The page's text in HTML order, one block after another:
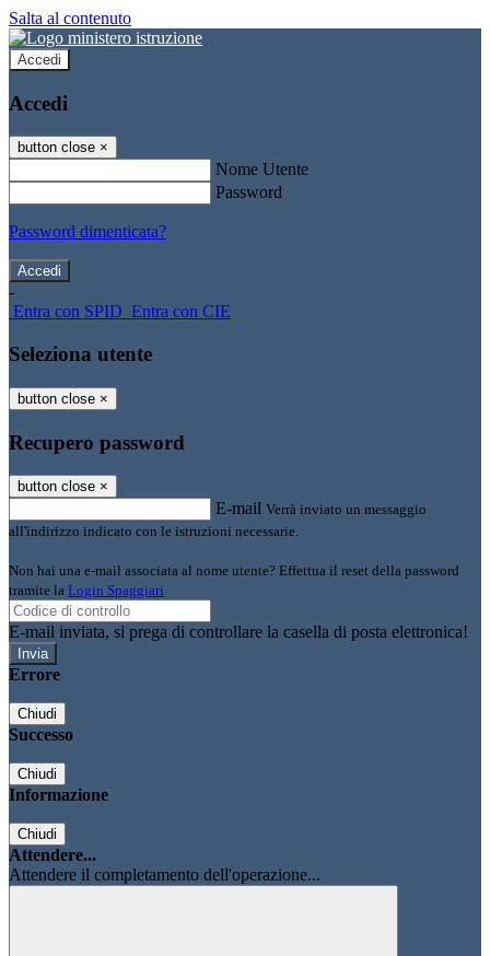
Salta al contenuto
Accedi
Accedi
button close ×
Nome Utente
Password
Password dimenticata?
-
Entra con SPID Entra con CIE
Seleziona utente
button close ×
Recupero password
button close ×
E-mail Verrà inviato un messaggio
all'indirizzo indicato con le istruzioni necessarie.
Non hai una e-mail associata al nome utente? Effettua il reset della password
tramite la Login Spaggiari
E-mail inviata, si prega di controllare la casella di posta elettronica!
Errore
Chiudi
Successo
Chiudi
Informazione
Chiudi
Attendere...
Attendere il completamento dell'operazione...